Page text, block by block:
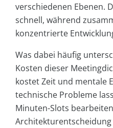
verschiedenen Ebenen.
schnell, während
konzentrierte
Was dabei häufig
Kosten dieser
kostet Zeit und mentale
technische Probleme
Minuten-Slots